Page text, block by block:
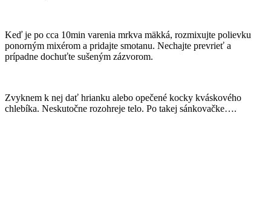
Keď je po cca 10min varenia mrkva mäkká, rozmixujte polievku
ponorným mixérom a pridajte smotanu. Nechajte prevrieť a
prípadne dochuťte sušeným zázvorom.
Zvyknem k nej dať hrianku alebo opečené kocky kváskového
chlebíka. Neskutočne rozohreje telo. Po takej sánkovačke….